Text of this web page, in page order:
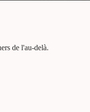
de l'au-delà.